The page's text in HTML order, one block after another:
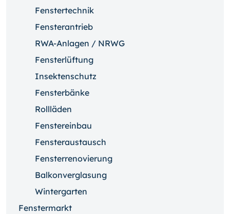
Fenstertechnik
Fensterantrieb
RWA-Anlagen / NRWG
Fensterlüftung
Insektenschutz
Fensterbänke
Rollläden
Fenstereinbau
Fensteraustausch
Fensterrenovierung
Balkonverglasung
Wintergarten
Fenstermarkt